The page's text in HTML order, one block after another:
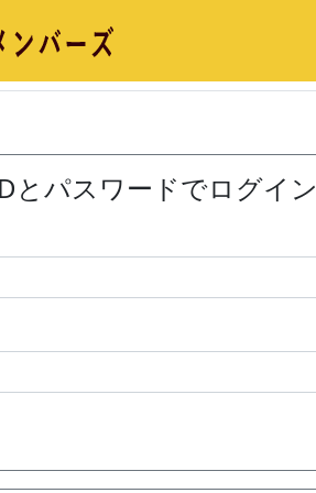
とパスワードでログイン